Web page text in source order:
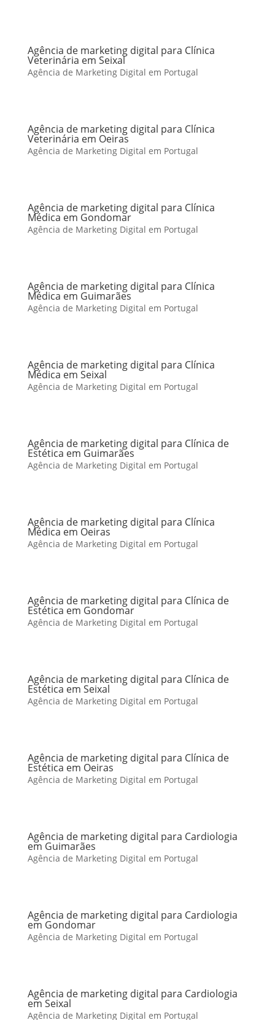
Agência de marketing digital para Clínica
Veterinária em Seixal
Agência de Marketing Digital em Portugal
Agência de marketing digital para Clínica
Veterinária em Oeiras
Agência de Marketing Digital em Portugal
Agência de marketing digital para Clínica
Médica em Gondomar
Agência de Marketing Digital em Portugal
Agência de marketing digital para Clínica
Médica em Guimarães
Agência de Marketing Digital em Portugal
Agência de marketing digital para Clínica
Médica em Seixal
Agência de Marketing Digital em Portugal
Agência de marketing digital para Clínica de
Estética em Guimarães
Agência de Marketing Digital em Portugal
Agência de marketing digital para Clínica
Médica em Oeiras
Agência de Marketing Digital em Portugal
Agência de marketing digital para Clínica de
Estética em Gondomar
Agência de Marketing Digital em Portugal
Agência de marketing digital para Clínica de
Estética em Seixal
Agência de Marketing Digital em Portugal
Agência de marketing digital para Clínica de
Estética em Oeiras
Agência de Marketing Digital em Portugal
Agência de marketing digital para Cardiologia
em Guimarães
Agência de Marketing Digital em Portugal
Agência de marketing digital para Cardiologia
em Gondomar
Agência de Marketing Digital em Portugal
Agência de marketing digital para Cardiologia
em Seixal
Agência de Marketing Digital em Portugal